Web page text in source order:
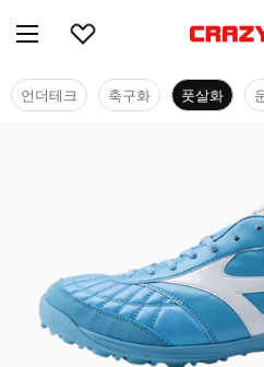
언더테크 축구화 풋살화